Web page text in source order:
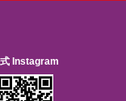
Instagram